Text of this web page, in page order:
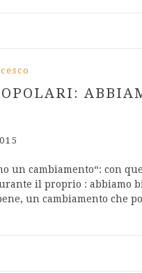
un cambiamento“: con
il proprio : abbiamo
un cambiamento che